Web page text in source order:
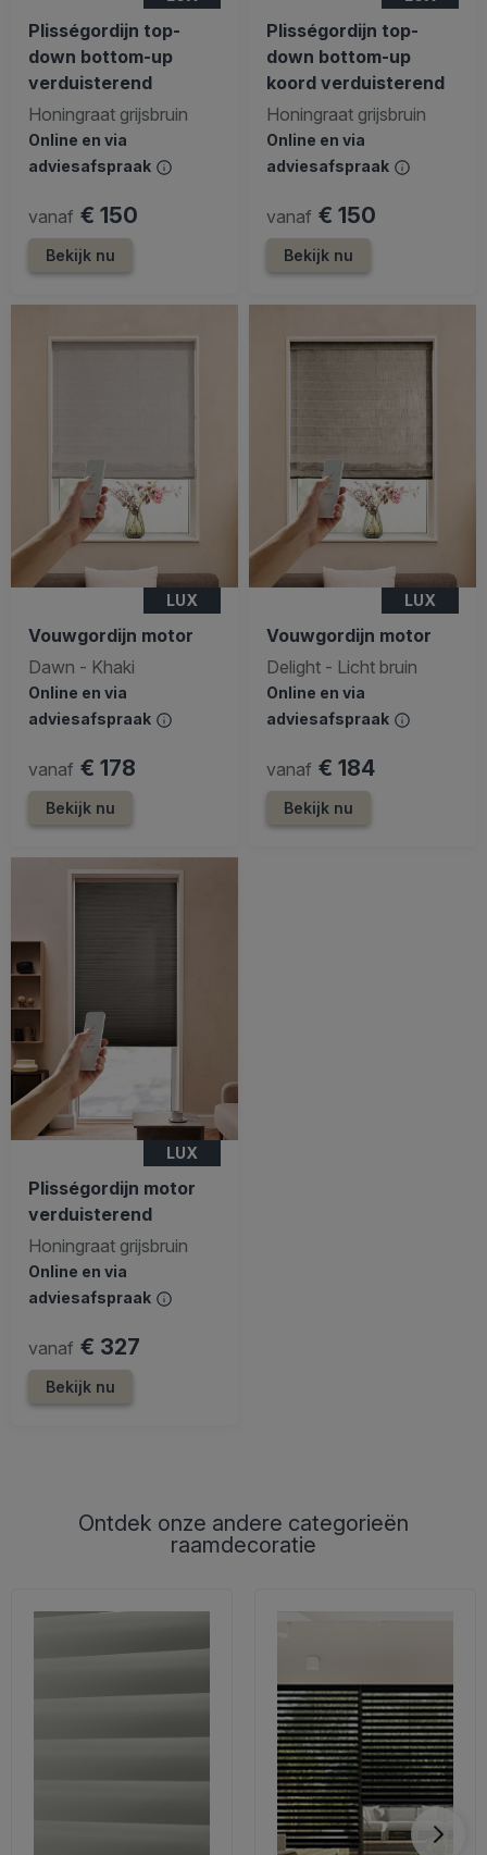
Plisségordijn top-
down bottom-up
verduisterend
Honingraat grijsbruin
Online en via
adviesafspraak
vanaf € 150
Bekijk nu
Plisségordijn top-
down bottom-up
koord verduisterend
Honingraat grijsbruin
Online en via
adviesafspraak
vanaf € 150
Bekijk nu
LUX
Vouwgordijn motor
Dawn - Khaki
Online en via
adviesafspraak
vanaf € 178
Bekijk nu
LUX
Vouwgordijn motor
Delight - Licht bruin
Online en via
adviesafspraak
vanaf € 184
Bekijk nu
LUX
Plisségordijn motor
verduisterend
Honingraat grijsbruin
Online en via
adviesafspraak
vanaf € 327
Bekijk nu
Ontdek onze andere categorieën
raamdecoratie